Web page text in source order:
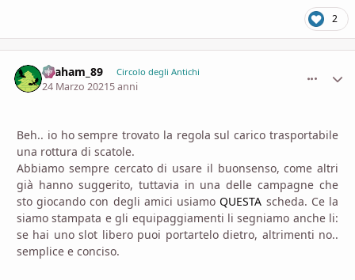
2
Graham_89 Circolo degli Antichi
24 Marzo 20215 anni
Beh.. io ho sempre trovato la regola sul carico trasportabile
una rottura di scatole.
Abbiamo sempre cercato di usare il buonsenso, come altri
già hanno suggerito, tuttavia in una delle campagne che
sto giocando con degli amici usiamoQUESTA scheda. Ce la
siamo stampata e gli equipaggiamenti li segniamo anche li:
se hai uno slot libero puoi portartelo dietro, altrimenti no..
semplice e conciso.